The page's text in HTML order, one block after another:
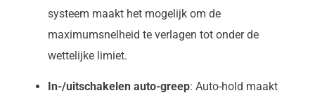
systeem maakt het mogelijk om de
maximumsnelheid te verlagen tot onder de
wettelijke limiet.
In-/uitschakelen auto-greep: Auto-hold maakt